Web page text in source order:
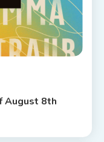
August 8th